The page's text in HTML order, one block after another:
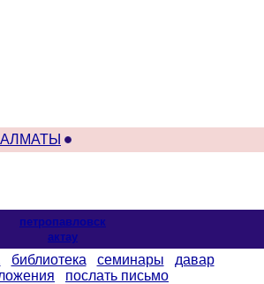
петропавловск
актау
библиотека семинары
давар
послать письмо